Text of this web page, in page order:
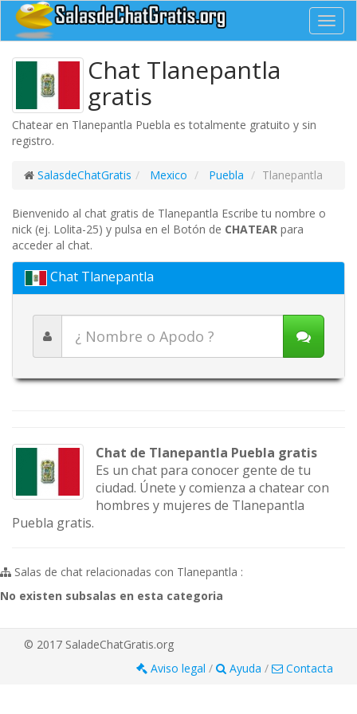
Chat Tlanepantla
gratis
Chatear en Tlanepantla Puebla es totalmente gratuito y sin
registro.
SalasdeChatGratis Mexico Puebla Tlanepantla
Bienvenido al chat gratis de Tlanepantla Escribe tu nombre o
nick (ej. Lolita-25) y pulsa en el Botón de CHATEAR para
acceder al chat.
Chat Tlanepantla
Chat de Tlanepantla Puebla gratis
Es un chat para conocer gente de tu
ciudad. Únete y comienza a chatear con
hombres y mujeres de Tlanepantla
Puebla gratis.
Salas de chat relacionadas con Tlanepantla :
No existen subsalas en esta categoria
© 2017 SaladeChatGratis.org
Aviso legal / Ayuda / Contacta